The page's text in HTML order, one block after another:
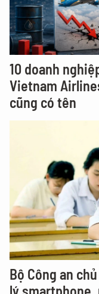
10 doanh
Vietnam
cũng có tên
Bộ Công an
lý